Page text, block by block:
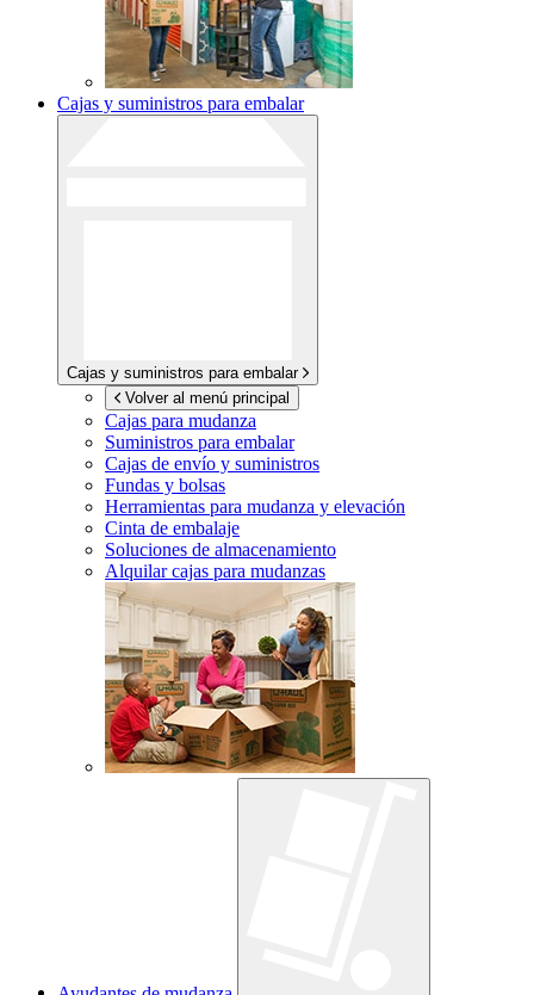
Cajas y suministros para embalar
Cajas y suministros para embalar
Volver al menú principal
Cajas para mudanza
Suministros para embalar
Cajas de envío y suministros
Fundas y bolsas
Herramientas para mudanza y elevación
Cinta de embalaje
Soluciones de almacenamiento
Alquilar cajas para mudanzas